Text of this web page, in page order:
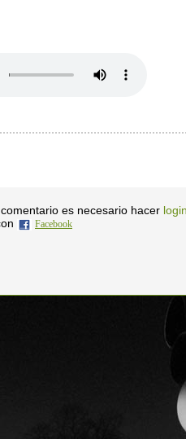
es necesario hacer
Facebook